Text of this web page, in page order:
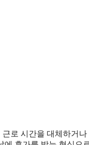
로 시간을 대체하거나